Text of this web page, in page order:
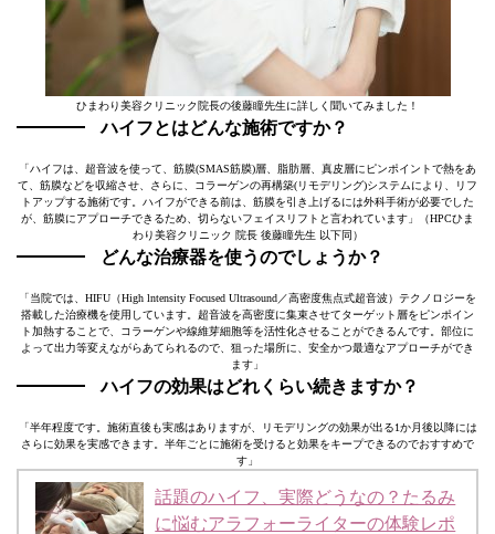
ひまわり美容クリニック院長の後藤瞳先生に詳しく聞いてみました！
ハイフとはどんな施術ですか？
「ハイフは、超音波を使って、筋膜(SMAS筋膜)層、脂肪層、真皮層にピンポイントで熱をあ
て、筋膜などを収縮させ、さらに、コラーゲンの再構築(リモデリング)システムにより、リフ
トアップする施術です。ハイフができる前は、筋膜を引き上げるには外科手術が必要でした
が、筋膜にアプローチできるため、切らないフェイスリフトと言われています」（HPCひま
わり美容クリニック 院長 後藤瞳先生 以下同）
どんな治療器を使うのでしょうか？
「当院では、HIFU（High lntensity Focused Ultrasound／高密度焦点式超音波）テクノロジーを
搭載した治療機を使用しています。超音波を高密度に集束させてターゲット層をピンポイン
ト加熱することで、コラーゲンや線維芽細胞等を活性化させることができるんです。部位に
よって出力等変えながらあてられるので、狙った場所に、安全かつ最適なアプローチができ
ます」
ハイフの効果はどれくらい続きますか？
「半年程度です。施術直後も実感はありますが、リモデリングの効果が出る1か月後以降には
さらに効果を実感できます。半年ごとに施術を受けると効果をキープできるのでおすすめで
す」
話題のハイフ、実際どうなの？たるみ
に悩むアラフォーライターの体験レポ